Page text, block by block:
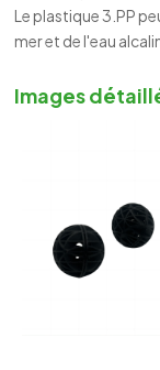
Le plastique 3.PP
mer et de l'eau
Images